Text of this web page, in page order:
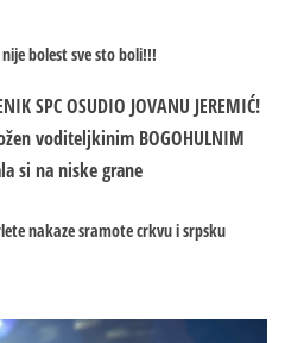
bolest sve sto boli!!!
SPC OSUDIO JOVANU JEREMIĆ!
voditeljkinim BOGOHULNIM
si na niske grane
nakaze sramote crkvu i srpsku